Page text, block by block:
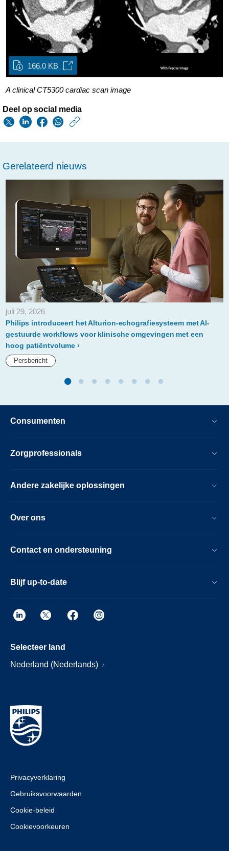
166.0 KB
A clinical CT5300 cardiac scan image
Deel op social media
w/about/news/
lanceert-
op-
ai-
gebaseerde-
ct-
scanner-
op-
ecr2024-
om-
meer-
betrouwbare-
diagnose-
lage-
Gerelateerd nieuws
juli 29, 2026
Philips introduceert het Alturion-echografiesysteem met AI-
gestuurde workflows voor klinische omgevingen met een
hoog patiëntvolume
Persbericht
Consumenten
Zorgprofessionals
Andere zakelijke oplossingen
Over ons
Contact en ondersteuning
Blijf up-to-date
Selecteer land
Nederland (Nederlands)
Privacyverklaring
Gebruiksvoorwaarden
Cookie-beleid
Cookievoorkeuren